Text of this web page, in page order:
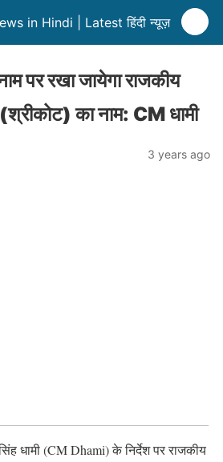
in Hindi | Latest हिंदी न्यूज़
पर रखा जायेगा राजकीय
का नाम: CM धामी
3 years ago
धामी (CM Dhami) के निर्देश पर राजकीय